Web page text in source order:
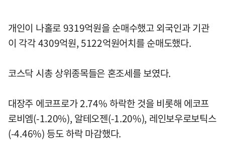
개인이 나홀로 9319억원을 순매수했고 외국인과 기관
이 각각 4309억원, 5122억원어치를 순매도했다.
코스닥 시총 상위종목들은 혼조세를 보였다.
대장주 에코프로가 2.74% 하락한 것을 비롯해 에코프
로비엠(-1.20%), 알테오젠(-1.20%), 레인보우로보틱스
(-4.46%) 등도 하락 마감했다.